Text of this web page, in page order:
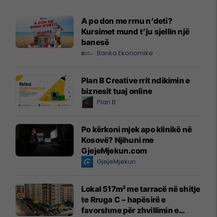
A po don me rrnu n’deti?
Kursimet mund t’ju sjellin një
banesë
Banka Ekonomike
Plan B Creative rrit ndikimin e
biznesit tuaj online
Plan B
Po kërkoni mjek apo klinikë në
Kosovë? Njihuni me
GjejeMjekun.com
GjejeMjekun
Lokal 517m² me tarracë në shitje
te Rruga C – hapësirë e
favorshme për zhvillimin e